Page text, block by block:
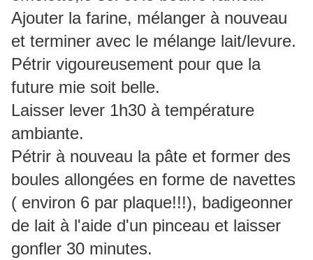
Ajouter la farine, mélanger à nouveau
et terminer avec le mélange lait/levure.
Pétrir vigoureusement pour que la
future mie soit belle.
Laisser lever 1h30 à température
ambiante.
Pétrir à nouveau la pâte et former des
boules allongées en forme de navettes
( environ 6 par plaque!!!), badigeonner
de lait à l'aide d'un pinceau et laisser
gonfler 30 minutes.